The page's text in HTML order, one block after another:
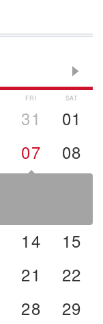
FRI
31
SAT
01
07 08
14
15
21
22
28 29